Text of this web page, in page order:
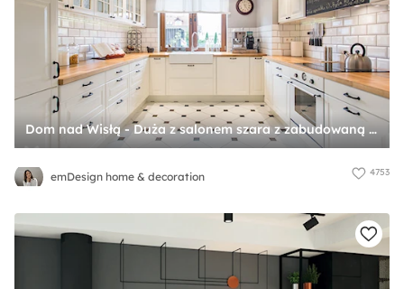
Dom nad Wisłą - Duża z salonem szara z zabudowaną lodówką kuchnia w kształcie litery u, styl skandynawski - zdjęcie od emDesign home & decoration
emDesign home & decoration 4753